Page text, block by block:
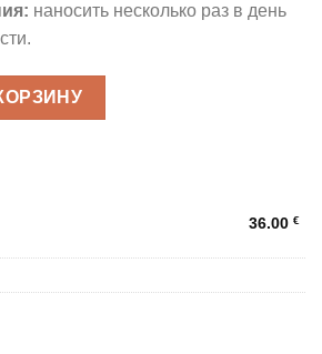
наносить несколько раз в день
крем для рук - Rich Hand
36.00 €